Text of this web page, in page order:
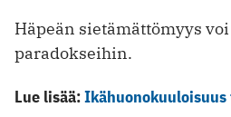
Häpeän sietämättömyys
paradokseihin.
Lue lisää:Ikähuonokuuloisuus